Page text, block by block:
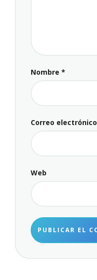
Nombre *
Correo electrónico
Web